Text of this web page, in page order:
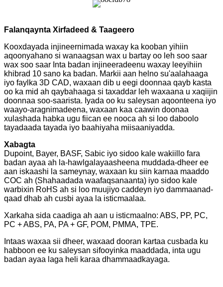
Falanqaynta Xirfadeed & Taageero
Kooxdayada injineernimada waxay ka kooban yihiin
aqoonyahano si wanaagsan wax u bartay oo leh soo saar
wax soo saar Inta badan injineeradeenu waxay leeyihiin
khibrad 10 sano ka badan. Markii aan helno su'aalahaaga
iyo faylka 3D CAD, waxaan dib u eegi doonnaa qayb kasta
oo ka mid ah qaybahaaga si taxaddar leh waxaana u xaqiijin
doonnaa soo-saarista. Iyada oo ku saleysan aqoonteena iyo
waayo-aragnimadeena, waxaan kaa caawin doonaa
xulashada habka ugu fiican ee nooca ah si loo daboolo
tayadaada tayada iyo baahiyaha miisaaniyadda.
Xabagta
Dupoint, Bayer, BASF, Sabic iyo sidoo kale wakiillo fara
badan ayaa ah la-hawlgalayaasheena muddada-dheer ee
aan iskaashi la sameynay, waxaan ku siin karnaa maaddo
COC ah (Shahaadada waafaqsanaanta) iyo sidoo kale
warbixin RoHS ah si loo muujiyo caddeyn iyo dammaanad-
qaad dhab ah cusbi ayaa la isticmaalaa.
Xarkaha sida caadiga ah aan u isticmaalno: ABS, PP, PC,
PC + ABS, PA, PA + GF, POM, PMMA, TPE.
Intaas waxaa sii dheer, waxaad dooran kartaa cusbada ku
habboon ee ku saleysan sifooyinka maaddada, inta ugu
badan ayaa laga heli karaa dhammaadkayaga.